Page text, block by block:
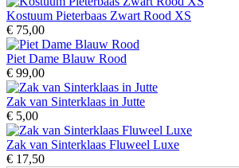
Kostuum Pieterbaas Zwart Rood XS
€ 75,00
Piet Dame Blauw Rood
€ 99,00
Zak van Sinterklaas in Jutte
€ 5,00
Zak van Sinterklaas Fluweel Luxe
€ 17,50